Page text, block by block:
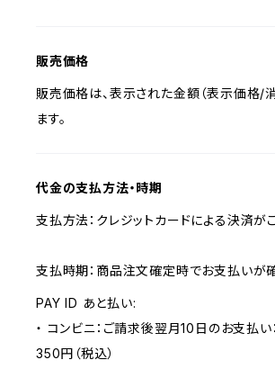
販売価格
販売価格は、表示された金額（表示価格/
ます。
代金の支払方法・時期
支払方法：クレジットカードによる決済が
支払時期：商品注文確定時でお支払いが確
PAY ID あと払い:
・ コンビニ：ご請求後翌月10日のお支払い
350円（税込）